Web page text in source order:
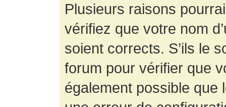
Plusieurs raisons
vérifiez que votre nom
soient corrects. S’ils le
forum pour vérifier que
également possible que